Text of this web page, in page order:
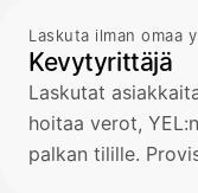
Laskuta ilman omaa
Kevytyrittäjä
Laskutat
hoitaa verot,
palkan tilille.